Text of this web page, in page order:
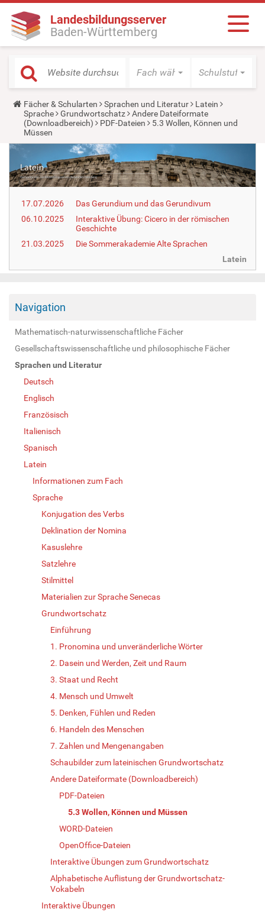
Landesbildungsserver
Baden-Württemberg
Fach wählen Schulstufe
Y
o
u
a
r
e
r
e
Fächer & Schularten Sprachen und Literatur
Latein
Sprache
Grundwortschatz
Andere Dateiformate
(Downloadbereich)
PDF-Dateien
5.3 Wollen, Können und
Müssen
17.07.2026
Das Gerundium und das Gerundivum
06.10.2025
Interaktive Übung: Cicero in der römischen
Geschichte
21.03.2025
Die Sommerakademie Alte Sprachen
Latein
Navigation
Mathematisch-naturwissenschaftliche Fächer
Gesellschaftswissenschaftliche und philosophische Fächer
Sprachen und Literatur
Deutsch
Englisch
Französisch
Italienisch
Spanisch
Latein
Informationen zum Fach
Sprache
Konjugation des Verbs
Deklination der Nomina
Kasuslehre
Satzlehre
Stilmittel
Materialien zur Sprache Senecas
Grundwortschatz
Einführung
1. Pronomina und unveränderliche Wörter
2. Dasein und Werden, Zeit und Raum
3. Staat und Recht
4. Mensch und Umwelt
5. Denken, Fühlen und Reden
6. Handeln des Menschen
7. Zahlen und Mengenangaben
Schaubilder zum lateinischen Grundwortschatz
Andere Dateiformate (Downloadbereich)
PDF-Dateien
5.3 Wollen, Können und Müssen
WORD-Dateien
OpenOffice-Dateien
Interaktive Übungen zum Grundwortschatz
Alphabetische Auflistung der Grundwortschatz-
Vokabeln
Interaktive Übungen